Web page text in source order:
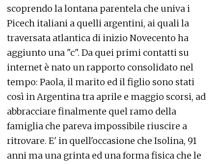
scoprendo la lontana parentela che univa i
Picech italiani a quelli argentini, ai quali la
traversata atlantica di inizio Novecento ha
aggiunto una "c". Da quei primi contatti su
internet è nato un rapporto consolidato nel
tempo: Paola, il marito ed il figlio sono stati
così in Argentina tra aprile e maggio scorsi, ad
abbracciare finalmente quel ramo della
famiglia che pareva impossibile riuscire a
ritrovare. E' in quell'occasione che Isolina, 91
anni ma una grinta ed una forma fisica che le